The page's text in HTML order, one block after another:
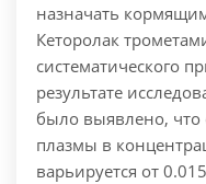
назначать
Кеторолак
систематического
результате
было выявлено,
плазмы в
варьируется от